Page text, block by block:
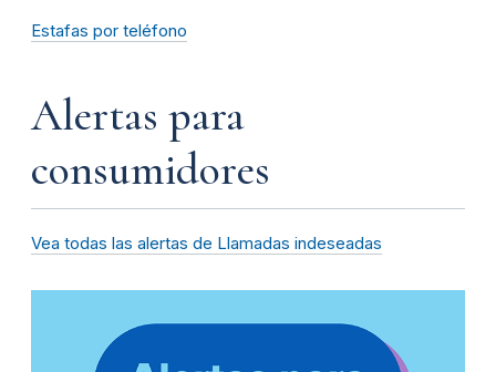
Estafas por teléfono
Alertas para
consumidores
Vea todas las alertas de Llamadas indeseadas